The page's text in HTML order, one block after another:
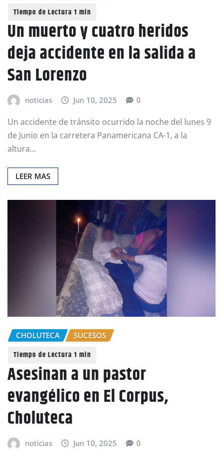
Un muerto y cuatro heridos
deja accidente en la salida a
San Lorenzo
noticias Jun 10, 2025 0
Un accidente de tránsito ocurrido la noche del lunes 9
de Junio en la carretera Panamericana CA-1, a la
altura…
LEER MAS
CHOLUTECA SUCESOS
Asesinan a un pastor
evangélico en El Corpus,
Choluteca
noticias Jun 10, 2025 0